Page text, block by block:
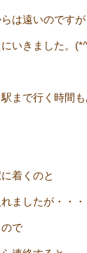
は遠いのですが
いきました。
まで行く時間
着くのと
ましたが・・・
で